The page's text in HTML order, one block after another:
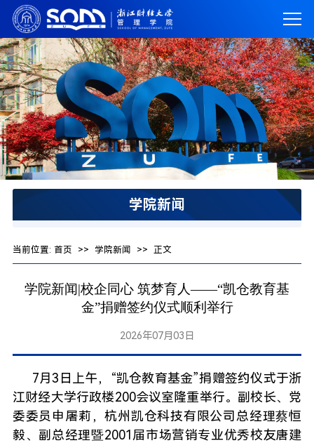
学院新闻
当前位置: 首页 >> 学院新闻 >> 正文
学院新闻|校企同心 筑梦育人——“凯仓教育基
金”捐赠签约仪式顺利举行
2026年07月03日
7月3日上午，“凯仓教育基金”捐赠签约仪式于浙
江财经大学行政楼200会议室隆重举行。副校长、党
委委员申屠莉，杭州凯仓科技有限公司总经理蔡恒
毅、副总经理暨2001届市场营销专业优秀校友唐建